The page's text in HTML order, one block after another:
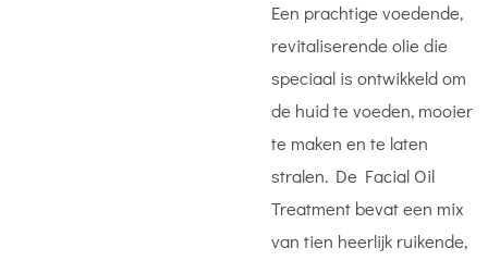
Een prachtige voedende,
revitaliserende olie die
speciaal is ontwikkeld om
de huid te voeden, mooier
te maken en te laten
stralen. De Facial Oil
Treatment bevat een mix
van tien heerlijk ruikende,